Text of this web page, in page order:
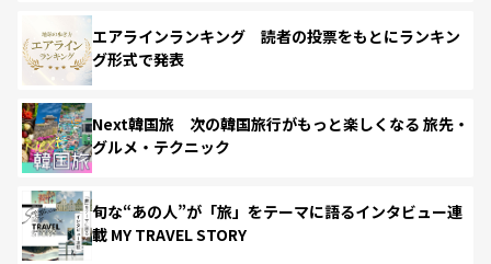
エアラインランキング 読者の投票をもとにランキン
グ形式で発表
Next韓国旅 次の韓国旅行がもっと楽しくなる 旅先・
グルメ・テクニック
旬な“あの人”が「旅」をテーマに語るインタビュー連
載 MY TRAVEL STORY